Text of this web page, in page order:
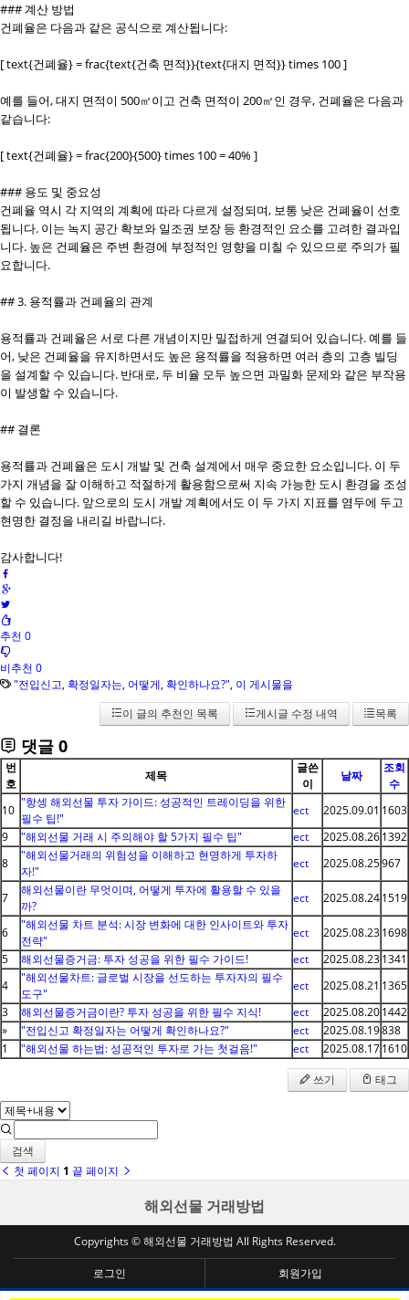
### 계산 방법
건폐율은 다음과 같은 공식으로 계산됩니다:
[ text{건폐율} = frac{text{건축 면적}}{text{대지 면적}} times 100 ]
예를 들어, 대지 면적이 500㎡이고 건축 면적이 200㎡인 경우, 건폐율은 다음과
같습니다:
[ text{건폐율} = frac{200}{500} times 100 = 40% ]
### 용도 및 중요성
건폐율 역시 각 지역의 계획에 따라 다르게 설정되며, 보통 낮은 건폐율이 선호
됩니다. 이는 녹지 공간 확보와 일조권 보장 등 환경적인 요소를 고려한 결과입
니다. 높은 건폐율은 주변 환경에 부정적인 영향을 미칠 수 있으므로 주의가 필
요합니다.
## 3. 용적률과 건폐율의 관계
용적률과 건폐율은 서로 다른 개념이지만 밀접하게 연결되어 있습니다. 예를 들
어, 낮은 건폐율을 유지하면서도 높은 용적률을 적용하면 여러 층의 고층 빌딩
을 설계할 수 있습니다. 반대로, 두 비율 모두 높으면 과밀화 문제와 같은 부작용
이 발생할 수 있습니다.
## 결론
용적률과 건폐율은 도시 개발 및 건축 설계에서 매우 중요한 요소입니다. 이 두
가지 개념을 잘 이해하고 적절하게 활용함으로써 지속 가능한 도시 환경을 조성
할 수 있습니다. 앞으로의 도시 개발 계획에서도 이 두 가지 지표를 염두에 두고
현명한 결정을 내리길 바랍니다.
감사합니다!
추천 0
비추천 0
"전입신고, 확정일자는, 어떻게, 확인하나요?", 이 게시물을
이 글의 추천인 목록
게시글 수정 내역 목록
댓글 0
번
호
제목
글쓴
이
날짜
조회
수
10
"항셍 해외선물 투자 가이드: 성공적인 트레이딩을 위한
필수 팁!"
ect 2025.09.01 1603
9
"해외선물 거래 시 주의해야 할 5가지 필수 팁" ect 2025.08.261392
8
"해외선물거래의 위험성을 이해하고 현명하게 투자하
자!"
ect 2025.08.25967
7
해외선물이란 무엇이며, 어떻게 투자에 활용할 수 있을
까?
ect 2025.08.241519
6
"해외선물 차트 분석: 시장 변화에 대한 인사이트와 투자
전략"
ect 2025.08.231698
5
해외선물증거금: 투자 성공을 위한 필수 가이드! ect 2025.08.231341
4
"해외선물차트: 글로벌 시장을 선도하는 투자자의 필수
도구"
ect 2025.08.21 1365
3
해외선물증거금이란? 투자 성공을 위한 필수 지식! ect 2025.08.201442
»
"전입신고 확정일자는 어떻게 확인하나요?" ect 2025.08.19838
1
"해외선물 하는법: 성공적인 투자로 가는 첫걸음!" ect 2025.08.171610
쓰기
태그
검색
첫 페이지 1 끝 페이지
해외선물 거래방법
Copyrights © 해외선물 거래방법 All Rights Reserved.
로그인 회원가입